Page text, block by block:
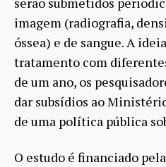
imagem (radiografia,
óssea) e de sangue. A
tratamento com
de um ano, os
dar subsídios ao
de uma política pública
O estudo é financiado